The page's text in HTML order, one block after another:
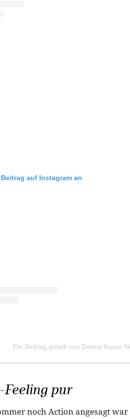
auf Instagram an
Ein Beitrag geteilt von Donna Karan
pur
noch Action angesagt